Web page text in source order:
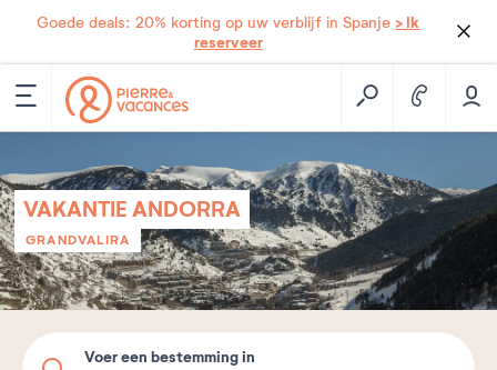
Goede deals: 20% korting op uw verblijf in Spanje > Ik
reserveer
VAKANTIE ANDORRA
GRANDVALIRA
Voer een bestemming in